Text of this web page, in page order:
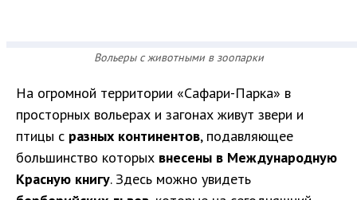
Вольеры с животными в зоопарки
На огромной территории «Сафари-Парка» в
просторных вольерах и загонах живут звери и
птицы с разных континентов, подавляющее
большинство которых внесены в Международную
Красную книгу. Здесь можно увидеть